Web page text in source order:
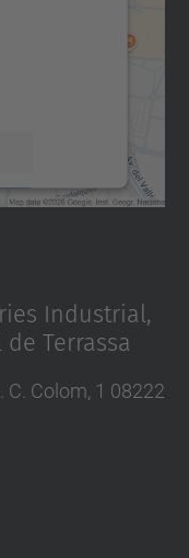
Industrial,
Terrassa
C. Colom, 1 08222